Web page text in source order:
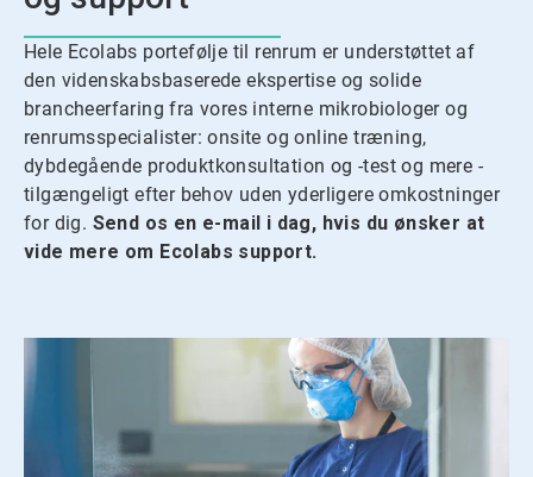
Hele Ecolabs portefølje til renrum er understøttet af
den videnskabsbaserede ekspertise og solide
brancheerfaring fra vores interne mikrobiologer og
renrumsspecialister: onsite og online træning,
dybdegående produktkonsultation og -test og mere -
tilgængeligt efter behov uden yderligere omkostninger
for dig. Send os en e-mail i dag, hvis du ønsker at
vide mere om Ecolabs support.